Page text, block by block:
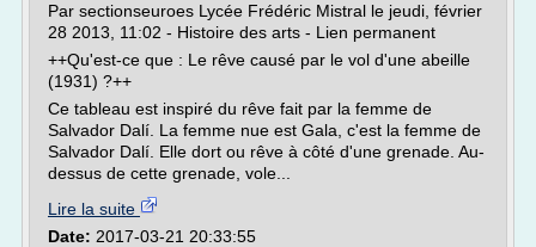
Par sectionseuroes Lycée Frédéric Mistral le jeudi, février
28 2013, 11:02 - Histoire des arts - Lien permanent
++Qu'est-ce que : Le rêve causé par le vol d'une abeille
(1931) ?++
Ce tableau est inspiré du rêve fait par la femme de
Salvador Dalí. La femme nue est Gala, c'est la femme de
Salvador Dalí. Elle dort ou rêve à côté d'une grenade. Au-
dessus de cette grenade, vole...
Lire la suite
Date: 2017-03-21 20:33:55